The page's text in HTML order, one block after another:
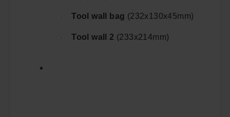
· Tool wall bag (232x130x45mm)
· Tool wall 2 (233x214mm)